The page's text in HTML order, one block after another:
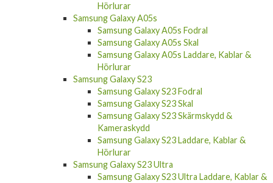
Hörlurar
Samsung Galaxy A05s
Samsung Galaxy A05s Fodral
Samsung Galaxy A05s Skal
Samsung Galaxy A05s Laddare, Kablar &
Hörlurar
Samsung Galaxy S23
Samsung Galaxy S23 Fodral
Samsung Galaxy S23 Skal
Samsung Galaxy S23 Skärmskydd &
Kameraskydd
Samsung Galaxy S23 Laddare, Kablar &
Hörlurar
Samsung Galaxy S23 Ultra
Samsung Galaxy S23 Ultra Laddare, Kablar &